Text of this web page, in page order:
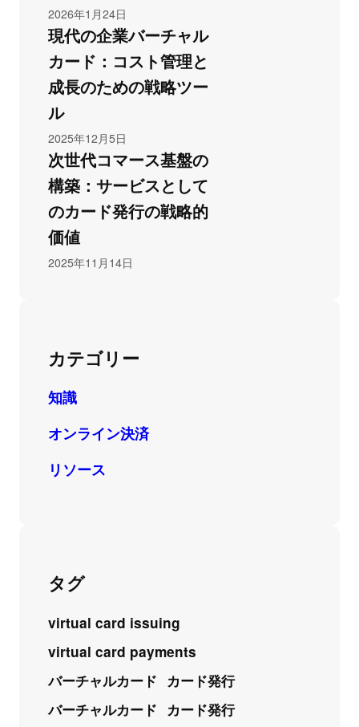
2026年1月24日
現代の企業バーチャル
カード：コスト管理と
成長のための戦略ツー
ル
2025年12月5日
次世代コマース基盤の
構築：サービスとして
のカード発行の戦略的
価値
2025年11月14日
カテゴリー
知識
オンライン決済
リソース
タグ
virtual card issuing
virtual card payments
バーチャルカード カード発行
バーチャルカード カード発行